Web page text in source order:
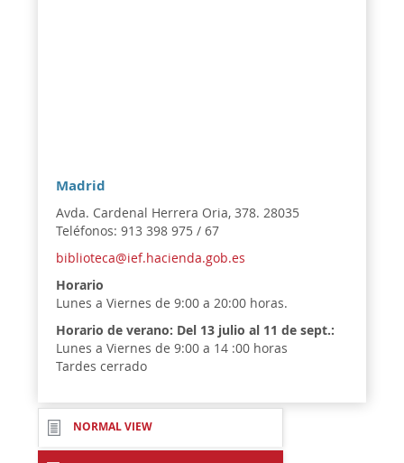
Madrid
Avda. Cardenal Herrera Oria, 378. 28035
Teléfonos: 913 398 975 / 67
biblioteca@ief.hacienda.gob.es
Horario
Lunes a Viernes de 9:00 a 20:00 horas.
Horario de verano: Del 13 julio al 11 de sept.:
Lunes a Viernes de 9:00 a 14 :00 horas
Tardes cerrado
NORMAL VIEW